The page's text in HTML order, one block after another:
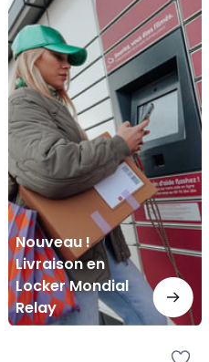
Nouveau !
Livraison en
Locker Mondial
Relay
Livraison
en
Locker
Mondial
Relay